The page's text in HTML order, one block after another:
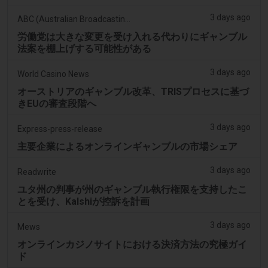
3 days ago
労働党は大きな変更を受け入れる代わりにギャンブル
法案を棚上げする可能性がある
World Casino News 3 days ago
オーストリアのギャンブル改革、TRISプロセスに基づ
きEUの審査段階へ
Express-press-release 3 days ago
主要企業によるオンラインギャンブルの市場シェア
Readwrite 3 days ago
ユタ州の判事が州のギャンブル執行権限を支持したこ
とを受け、Kalshiが控訴を計画
Mews 3 days ago
オンラインカジノサイトにおける決済方法の究極ガイ
ド